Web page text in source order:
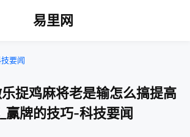
易里网
要闻
捉鸡麻将老是输怎么搞提高
赢牌的技巧-科技要闻